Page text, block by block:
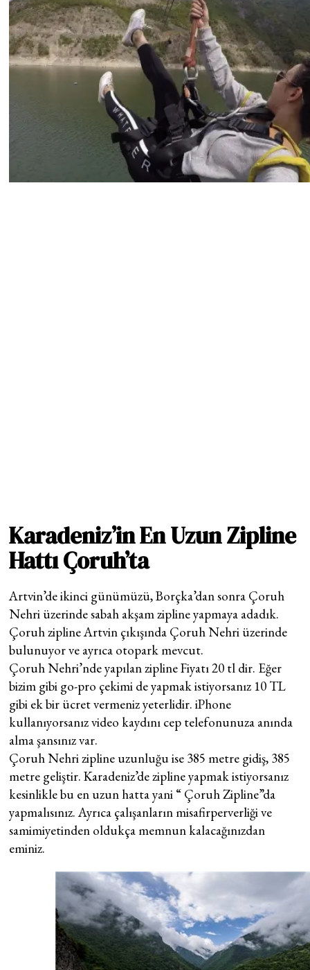
Karadeniz’in En Uzun Zipline
Hattı Çoruh’ta
Artvin’de ikinci günümüzü, Borçka’dan sonra Çoruh
Nehri üzerinde sabah akşam zipline yapmaya adadık.
Çoruh zipline Artvin çıkışında Çoruh Nehri üzerinde
bulunuyor ve ayrıca otopark mevcut.
Çoruh Nehri’nde yapılan zipline Fiyatı 20 tl dir. Eğer
bizim gibi go-pro çekimi de yapmak istiyorsanız 10 TL
gibi ek bir ücret vermeniz yeterlidir. iPhone
kullanıyorsanız video kaydını cep telefonunuza anında
alma şansınız var.
Çoruh Nehri zipline uzunluğu ise 385 metre gidiş, 385
metre geliştir. Karadeniz’de zipline yapmak istiyorsanız
kesinlikle bu en uzun hatta yani “ Çoruh Zipline”da
yapmalısınız. Ayrıca çalışanların misafirperverliği ve
samimiyetinden oldukça memnun kalacağınızdan
eminiz.